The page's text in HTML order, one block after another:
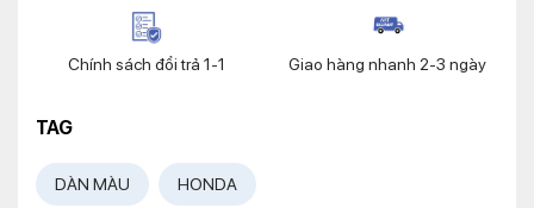
Chính sách đổi trả 1-1 Giao hàng nhanh 2-3 ngày
TAG
DÀN MÀU HONDA